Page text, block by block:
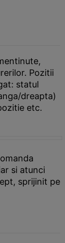
Pozitii
statul
dreapta)
etc.
si atunci
sprijinit pe